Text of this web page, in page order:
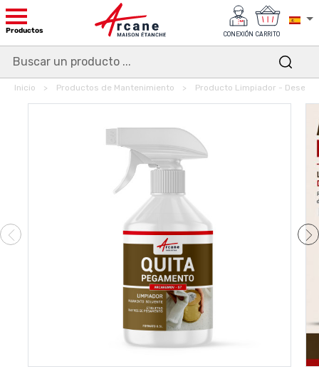
Productos CONEXIÓN CARRITO
Inicio Productos de Mantenimiento Producto Limpiador -